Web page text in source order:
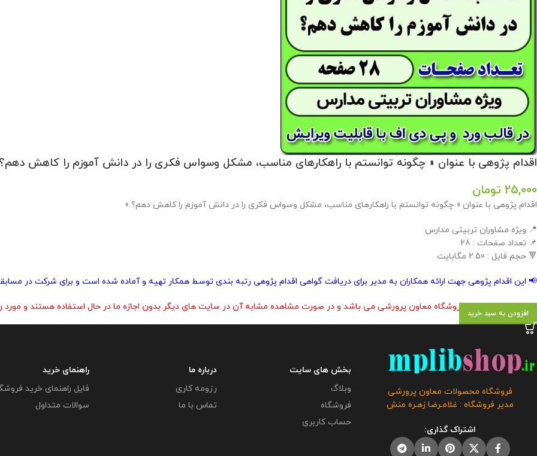
اقدام پژوهی با عنوان « چگونه توانستم با راهکارهای مناسب، مشکل وسواس فکری را در دانش آموزم را کاهش
25,000 تومان
اقدام پژوهی با عنوان « چگونه توانستم با راهکارهای مناسب، مشکل وسواس فکری را در دانش آموزم را کاهش دهم؟ »
📍 ویژه مشاوران تربیتی مدارس
📌 تعداد صفحات : 28
🔻 حجم فایل : 2.50 مگابایت
📢 این اقدام پژوهی جهت ارائه همکاران به مدیر برای دریافت گواهی اقدام پژوهی رتبه بندی توسط همکار تهیه و آماده شده است و برای شرکت در
این محصول مختص فروشگاه معاون پرورشی می باشد و در صورت مشاهده مشابه آن در سایت های دیگر بدون اجازه ما در حال استفاده هستند و مورد
افزودن به سبد خرید
فروشگاه محصولات معاون پرورشی
مدیر فروشگاه : غلامـرضا زهـره منش
اشتراک گذاری:
بخش های سایت
وبلاگ
فروشگاه
حساب کاربری
درباره ما
رزومه کاری
تماس با ما
راهنمای خرید
فایل راهنمای خرید
سوالات متداول